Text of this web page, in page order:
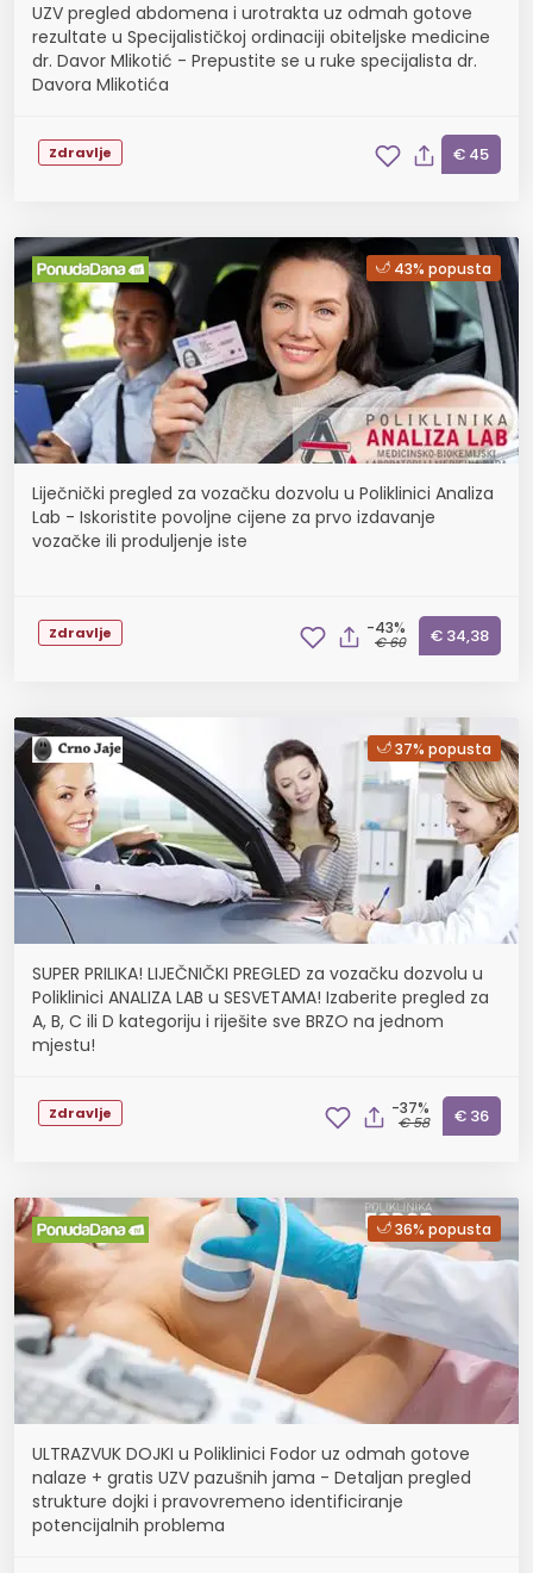
UZV pregled abdomena i urotrakta uz odmah gotove
rezultate u Specijalističkoj ordinaciji obiteljske medicine
dr. Davor Mlikotić - Prepustite se u ruke specijalista dr.
Davora Mlikotića
Zdravlje € 45
43% popusta
Liječnički pregled za vozačku dozvolu u Poliklinici Analiza
Lab - Iskoristite povoljne cijene za prvo izdavanje
vozačke ili produljenje iste
Zdravlje -43%
€ 60 € 34,38
37% popusta
SUPER PRILIKA! LIJEČNIČKI PREGLED za vozačku dozvolu u
Poliklinici ANALIZA LAB u SESVETAMA! Izaberite pregled za
A, B, C ili D kategoriju i riješite sve BRZO na jednom
mjestu!
Zdravlje -37%
€ 58 € 36
36% popusta
ULTRAZVUK DOJKI u Poliklinici Fodor uz odmah gotove
nalaze + gratis UZV pazušnih jama - Detaljan pregled
strukture dojki i pravovremeno identificiranje
potencijalnih problema